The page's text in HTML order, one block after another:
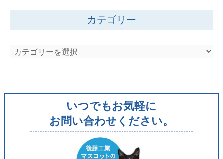
イ
カテゴリー
カ
リ
いつでもお気軽に
お問い合わせください。